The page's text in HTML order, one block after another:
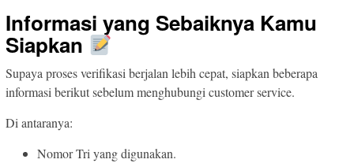
Informasi yang Sebaiknya Kamu
Siapkan
Supaya proses verifikasi berjalan lebih cepat, siapkan beberapa
informasi berikut sebelum menghubungi customer service.
Di antaranya:
Nomor Tri yang digunakan.